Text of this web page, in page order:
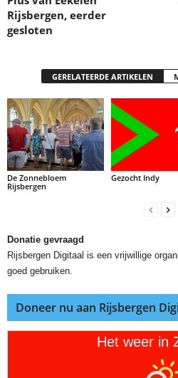
Rijsbergen, eerder
gesloten
GERELATEERDE ARTIKELEN
De Zonnebloem
Rijsbergen
Gezocht Indy
Donatie gevraagd
Rijsbergen Digitaal is een vrijwillige
goed gebruiken.
Doneer nu aan Rijsbergen
Het weer in